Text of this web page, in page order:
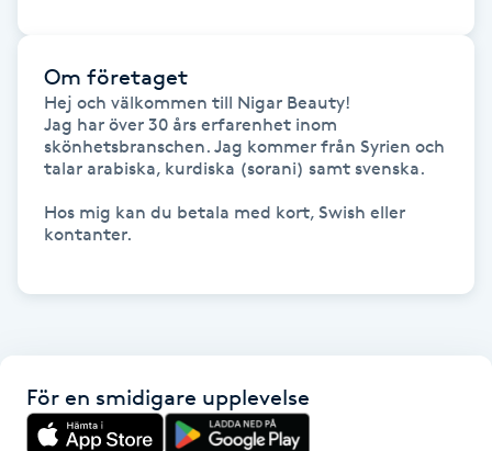
Hollywood Peel
Hot Stone Massage
Hyaluronsyra
Om företaget
Hej och välkommen till Nigar Beauty!
Jag har över 30 års erfarenhet inom
skönhetsbranschen. Jag kommer från Syrien och
talar arabiska, kurdiska (sorani) samt svenska.
Hos mig kan du betala med kort, Swish eller
kontanter.
För en smidigare upplevelse